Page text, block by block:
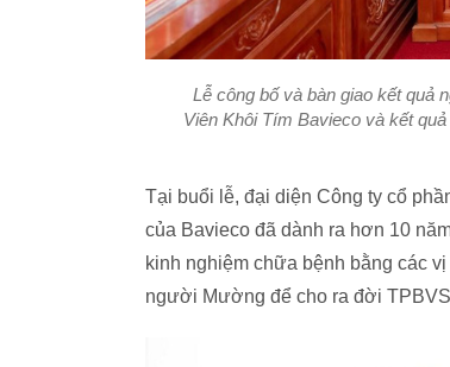
Lễ công bố và bàn giao kết quả
Viên Khôi Tím Bavieco và kết
Tại buổi lễ, đại diện Công ty cổ
của Bavieco đã dành ra hơn 10
kinh nghiệm chữa bệnh bằng các
người Mường để cho ra đời